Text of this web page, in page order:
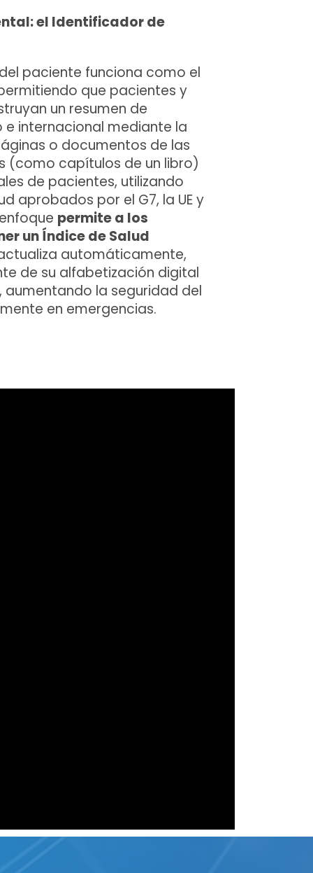
el Identificador de
paciente funciona como el
que pacientes y
un resumen de
internacional mediante la
o documentos de las
(como capítulos de un libro)
de pacientes, utilizando
aprobados por el G7, la UE y
permite a los
un Índice de Salud
automáticamente,
de su alfabetización digital
la seguridad del
en emergencias.